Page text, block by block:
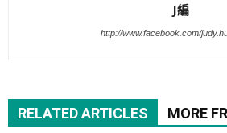
J編
http://www.facebook.com/
RELATED ARTICLES MORE